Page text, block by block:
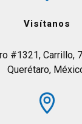
Visítanos
#1321, Carrillo,
Querétaro,